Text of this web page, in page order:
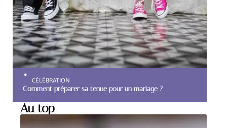
CÉLÉBRATION
Comment préparer sa tenue pour un mariage ?
Au top